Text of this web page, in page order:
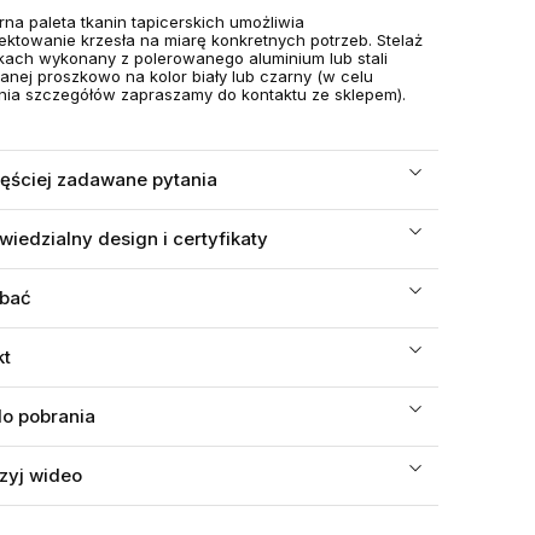
paleta tkanin tapicerskich umożliwia
krzesła na miarę konkretnych potrzeb. Stelaż
wykonany z polerowanego aluminium lub stali
proszkowo na kolor biały lub czarny (w celu
szczegółów zapraszamy do kontaktu ze sklepem).
zadawane pytania
design i certyfikaty
pobrania
wideo